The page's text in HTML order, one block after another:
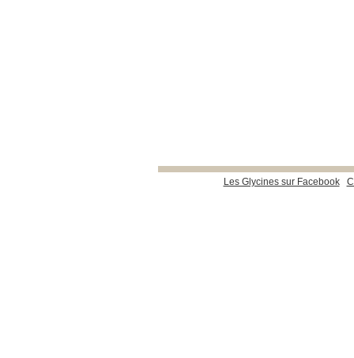
Les Glycines sur Facebook